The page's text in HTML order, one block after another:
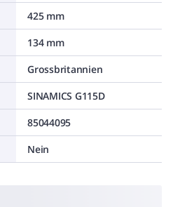
425 mm
134 mm
Grossbritannien
SINAMICS G115D
85044095
Nein